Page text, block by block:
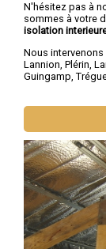
N'hésitez pas à
sommes à votre
isolation
Nous
Lannion, Plérin,
Guingamp,